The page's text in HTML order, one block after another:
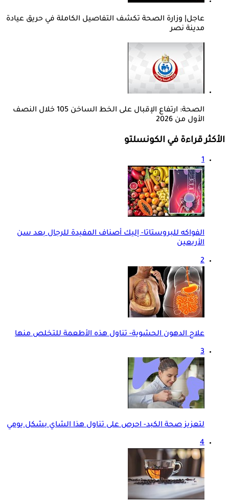
عاجل| وزارة الصحة تكشف التفاصيل الكاملة في حريق عيادة
مدينة نصر
الصحة: ارتفاع الإقبال على الخط الساخن 105 خلال النصف
الأول من 2026
الأكثر قراءة في الكونسلتو
1
الفواكه للبروستاتا- إليك أصناف المفيدة للرجال بعد سن
الأربعين
2
علاج الدهون الحشوية- تناول هذه الأطعمة للتخلص منها
3
لتعزيز صحة الكبد- احرص على تناول هذا الشاي بشكل يومي
4